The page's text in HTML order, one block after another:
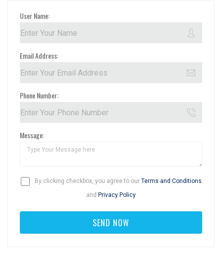
User Name:
Email Address:
Phone Number:
Message:
By clicking checkbox, you agree to our Terms and Conditions
and Privacy Policy